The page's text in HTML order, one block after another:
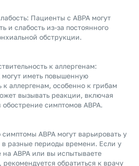
Пациенты с ABPA могут
и слабость из-за постоянного
обструкции.
к аллергенам:
могут иметь повышенную
к аллергенам, особенно к грибам
вызывать реакции, включая
симптомов ABPA.
ABPA могут варьировать у
в разные периоды времени. Если у
на ABPA или вы испытываете
обратиться к врачу